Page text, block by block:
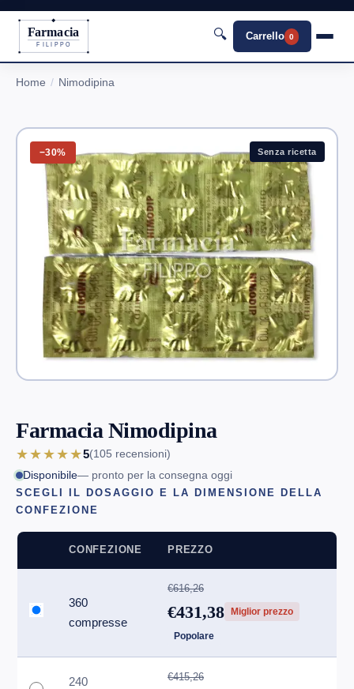
Farmacia
FILIPPO
🔍 Carrello 0
Home Nimodipina
−30% Senza ricetta
Farmacia Nimodipina
★★★★★5(105 recensioni)
Disponibile— pronto per la consegna oggi
SCEGLI IL DOSAGGIO E LA DIMENSIONE DELLA
CONFEZIONE
CONFEZIONE PREZZO
360
compresse
€616,26
€431,38 Miglior prezzo
Popolare
240
€415,26